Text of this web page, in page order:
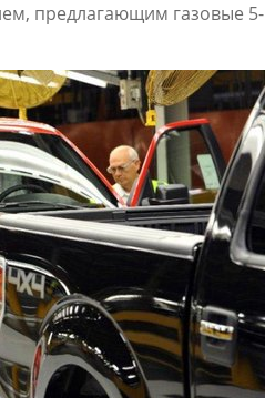
предлагающим газовые 5-